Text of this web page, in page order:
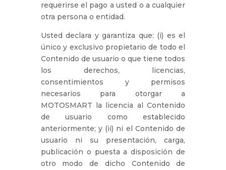
requerirse el pago a usted o a cualquier
otra persona o entidad.
Usted declara y garantiza que: (i) es el
único y exclusivo propietario de todo el
Contenido de usuario o que tiene todos
los derechos, licencias,
consentimientos y permisos
necesarios para otorgar a
MOTOSMART la licencia al Contenido
de usuario como establecido
anteriormente; y (ii) ni el Contenido de
usuario ni su presentación, carga,
publicación o puesta a disposición de
otro modo de dicho Contenido de